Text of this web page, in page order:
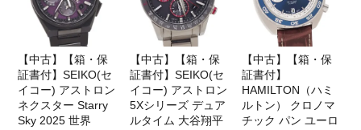
【中古】【箱・保
証書付】SEIKO(セ
イコー) アストロン
ネクスター Starry
Sky 2025 世界
【中古】【箱・保
証書付】SEIKO(セ
イコー) アストロン
5Xシリーズ デュア
ルタイム 大谷翔平
【中古】【箱・保
証書付】
HAMILTON（ハミ
ルトン） クロノマ
チック パン ユーロ